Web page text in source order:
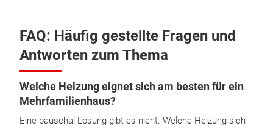
FAQ: Häufig gestellte Fragen und
Antworten zum Thema
Welche Heizung eignet sich am besten für ein
Mehrfamilienhaus?
Eine pauschal Lösung gibt es nicht. Welche Heizung sich